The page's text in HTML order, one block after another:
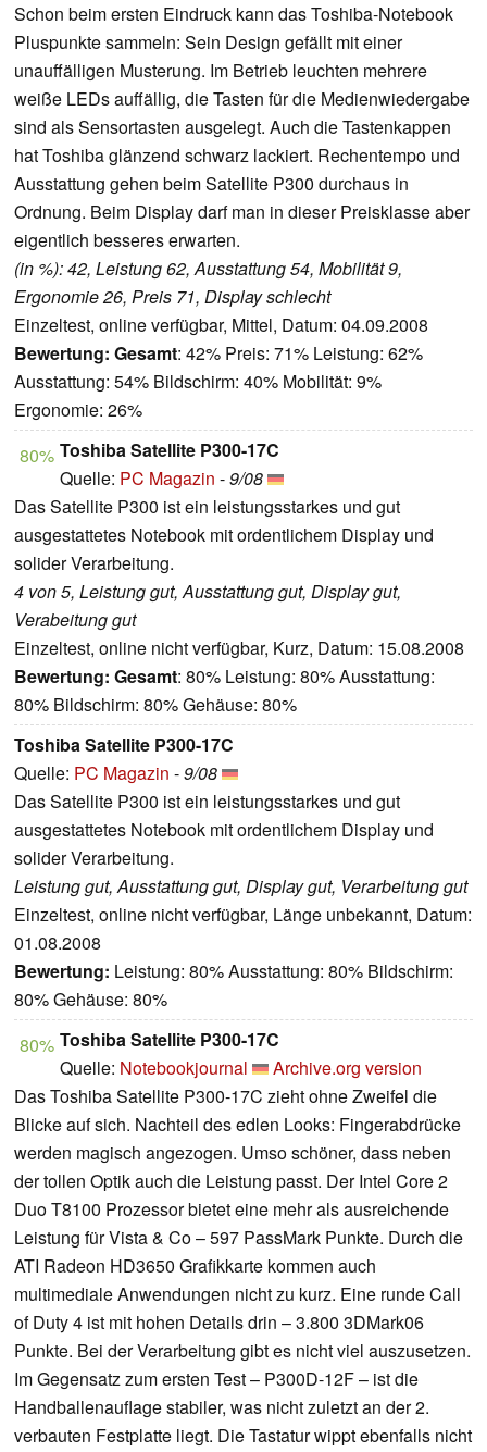
Schon beim ersten Eindruck kann das Toshiba-Notebook
Pluspunkte sammeln: Sein Design gefällt mit einer
unauffälligen Musterung. Im Betrieb leuchten mehrere
weiße LEDs auffällig, die Tasten für die Medienwiedergabe
sind als Sensortasten ausgelegt. Auch die Tastenkappen
hat Toshiba glänzend schwarz lackiert. Rechentempo und
Ausstattung gehen beim Satellite P300 durchaus in
Ordnung. Beim Display darf man in dieser Preisklasse aber
eigentlich besseres erwarten.
(in %): 42, Leistung 62, Ausstattung 54, Mobilität 9,
Ergonomie 26, Preis 71, Display schlecht
Einzeltest, online verfügbar, Mittel, Datum: 04.09.2008
Bewertung: Gesamt: 42% Preis: 71% Leistung: 62%
Ausstattung: 54% Bildschirm: 40% Mobilität: 9%
Ergonomie: 26%
80% Toshiba Satellite P300-17C
Quelle: PC Magazin -9/08
Das Satellite P300 ist ein leistungsstarkes und gut
ausgestattetes Notebook mit ordentlichem Display und
solider Verarbeitung.
4 von 5, Leistung gut, Ausstattung gut, Display gut,
Verabeitung gut
Einzeltest, online nicht verfügbar, Kurz, Datum: 15.08.2008
Bewertung: Gesamt: 80% Leistung: 80% Ausstattung:
80% Bildschirm: 80% Gehäuse: 80%
Toshiba Satellite P300-17C
Quelle: PC Magazin -9/08
Das Satellite P300 ist ein leistungsstarkes und gut
ausgestattetes Notebook mit ordentlichem Display und
solider Verarbeitung.
Leistung gut, Ausstattung gut, Display gut, Verarbeitung gut
Einzeltest, online nicht verfügbar, Länge unbekannt, Datum:
01.08.2008
Bewertung: Leistung: 80% Ausstattung: 80% Bildschirm:
80% Gehäuse: 80%
80% Toshiba Satellite P300-17C
Quelle: Notebookjournal
Archive.org version
Das Toshiba Satellite P300-17C zieht ohne Zweifel die
Blicke auf sich. Nachteil des edlen Looks: Fingerabdrücke
werden magisch angezogen. Umso schöner, dass neben
der tollen Optik auch die Leistung passt. Der Intel Core 2
Duo T8100 Prozessor bietet eine mehr als ausreichende
Leistung für Vista & Co – 597 PassMark Punkte. Durch die
ATI Radeon HD3650 Grafikkarte kommen auch
multimediale Anwendungen nicht zu kurz. Eine runde Call
of Duty 4 ist mit hohen Details drin – 3.800 3DMark06
Punkte. Bei der Verarbeitung gibt es nicht viel auszusetzen.
Im Gegensatz zum ersten Test – P300D-12F – ist die
Handballenauflage stabiler, was nicht zuletzt an der 2.
verbauten Festplatte liegt. Die Tastatur wippt ebenfalls nicht